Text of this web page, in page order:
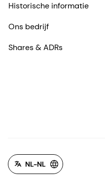
Historische informatie
Ons bedrijf
Shares & ADRs
NL-NL